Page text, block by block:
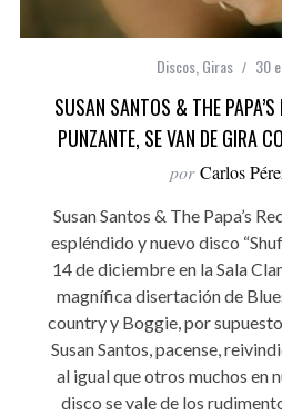
Discos, Giras 30
SUSAN SANTOS & THE
PUNZANTE, SE VAN DE GIRA
por Carlos
Susan Santos & The Papa’s
espléndido y nuevo disco
14 de diciembre en la Sala
magnífica disertación de
country y Boggie, por
Susan Santos, pacense,
al igual que otros muchos en
disco se vale de los